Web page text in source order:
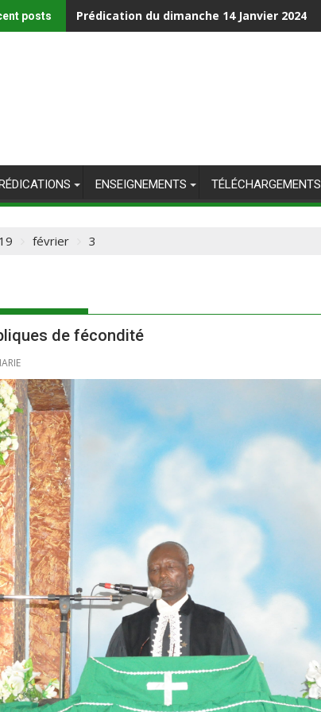
posts Prédication du dimanche 14 Janvier 2024
ENSEIGNEMENTS TÉLÉCHARGEMENTS
février 3
de fécondité